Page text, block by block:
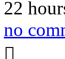
22
no